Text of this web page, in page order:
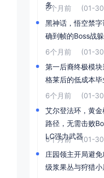
务
6个月前
(01-
黑神话，悟空禁
确到帧的Boss战
6个月前
(01-
第一后裔终极模
格莱后的低成本
6个月前
(01-
艾尔登法环，黄
路径，无需击败
LC强力武器
6个月前
(01-
庄园领主开局避
级浆果丛与狩猎